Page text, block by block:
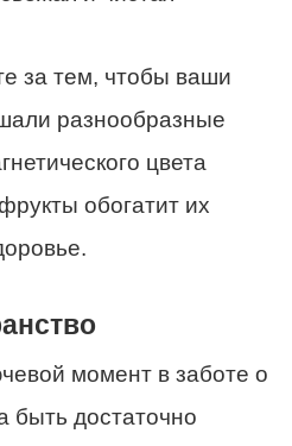
за тем, чтобы ваши
разнообразные
цвета
обогатит их
момент в заботе о
быть достаточно